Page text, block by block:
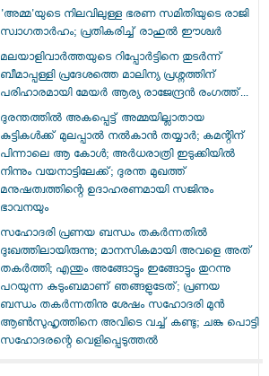
'അമ്മ'യുടെ നിലവിലുള്ള ഭരണ സമിതിയുടെ രാജി
സ്വാഗതാർഹം; പ്രതികരിച്ച് രാഹുൽ ഈശ്വർ
മലയാളിവാർത്തയുടെ റിപ്പോർട്ടിനെ തുടർന്ന്
ബീമാപ്പള്ളി പ്രദേശത്തെ മാലിന്യ പ്രശ്നത്തിന്
പരിഹാരമായി മേയർ ആര്യ രാജേന്ദ്രൻ രംഗത്ത്...
ദുരന്തത്തിൽ അകപ്പെട്ട് അമ്മയില്ലാതായ
കുട്ടികൾക്ക് മുലപ്പാൽ നൽകാൻ തയ്യാർ; കമന്റിന്
പിന്നാലെ ആ കോൾ; അർധരാത്രി ഇടുക്കിയിൽ
നിന്നും വയനാട്ടിലേക്ക്; ദുരന്ത മുഖത്ത്
മനുഷത്വത്തിന്റെ ഉദാഹരണമായി സജിനും
ഭാവനയും
സഹോദരി പ്രണയ ബന്ധം തകർന്നതിൽ
ദുഃഖത്തിലായിരുന്നു; മാനസികമായി അവളെ അത്
തകർത്തി; എന്തും അങ്ങോട്ടും ഇങ്ങോട്ടും തുറന്നു
പറയുന്ന കുടുംബമാണ് ഞങ്ങളുടേത്; പ്രണയ
ബന്ധം തകർന്നതിനു ശേഷം സഹോദരി മുന്‍
ആണ്‍സുഹൃത്തിനെ അവിടെ വച്ച് കണ്ടു; ചങ്കു പൊട്ടി
സഹോദരന്റെ വെളിപ്പെടുത്തൽ